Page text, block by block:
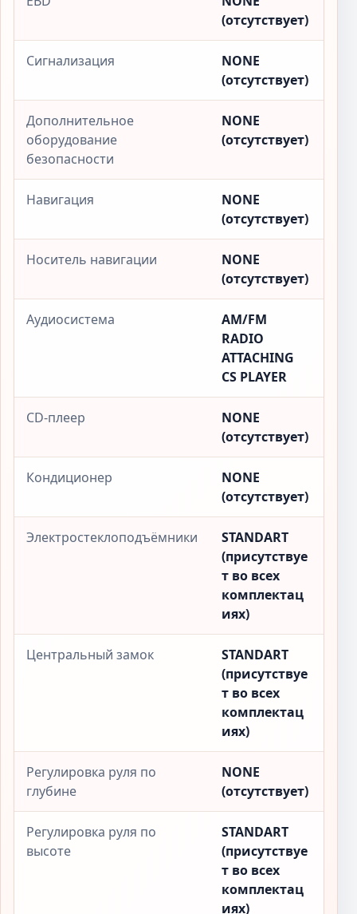
(отсутствует)
Сигнализация
NONE
(отсутствует)
Дополнительное
оборудование
безопасности
NONE
(отсутствует)
Навигация
NONE
(отсутствует)
Носитель навигации
NONE
(отсутствует)
Аудиосистема
AM/FM
RADIO
ATTACHING
CS PLAYER
CD-плеер
NONE
(отсутствует)
Кондиционер
NONE
(отсутствует)
Электростеклоподъёмники
STANDART
(присутствуе
т во всех
комплектац
иях)
Центральный замок
STANDART
(присутствуе
т во всех
комплектац
иях)
Регулировка руля по
глубине
NONE
(отсутствует)
Регулировка руля по
высоте
STANDART
(присутствуе
т во всех
комплектац
иях)